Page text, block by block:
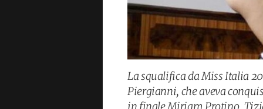
La squalifica da Miss Italia
Piergianni, che aveva
in finale Miriam Protino.